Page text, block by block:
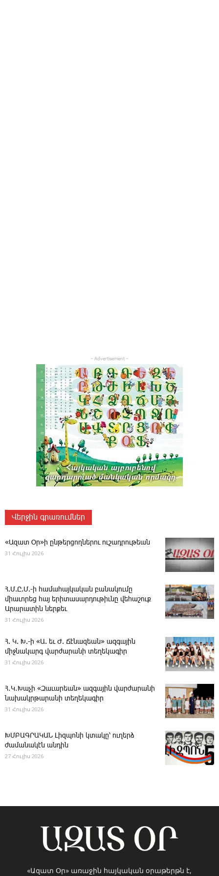
- Advertisement -
Վերջին գրառումներ
«Ազատ Օր»ի ընթերցողներու ուշադրութեան
31 Հուլիս 2026
Հ.Մ.Ը.Մ.-ի համահայկական բանակումը
միաւորեց հայ երիտասարդութիւնը վեհաշուք
Արարատին ներքեւ
31 Հուլիս 2026
Հ. Կ. Խ.-ի «Ա. եւ Ժ. ­Ճէնազեան» ազգային
միջնակարգ վարժարանի տեղեկագիր
31 Հուլիս 2026
Հ․Կ․Խաչի «Զաւարեան» ազգային վարժարանի
նախակրթարանի տեղեկագիր
31 Հուլիս 2026
ԽՄԲԱԳՐԱԿԱՆ ­Լիզպոնի կտակը՝ ուղերձ
ժամանակէն անդին
27 Հուլիս 2026
«Ազատ Օր» առաջին հայկական օրաթերթն է,